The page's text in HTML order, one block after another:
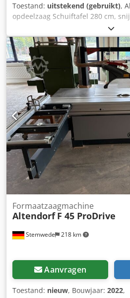
Toestand: uitstekend (gebruikt),
opdeelzaag Schuiftafel 280 cm,
plaat Duplex voor hoeken
op/neer beweging van het
Aanslag aan de rechterzijde
mm 2-assige voorritser elektrisch
4 zaagsnelheden instelbaar via
Maximale zaagblad diameter 350
in zeer goede staat
Stemwede 218 km
Formaatzaagmachine
Altendorf F 45 ProDrive
Aanvragen
Toestand: nieuw, Bouwjaar: 2022,